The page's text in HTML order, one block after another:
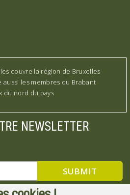
couvre la région de Bruxelles
aussi les membres du Brabant
du nord du pays.
NEWSLETTER